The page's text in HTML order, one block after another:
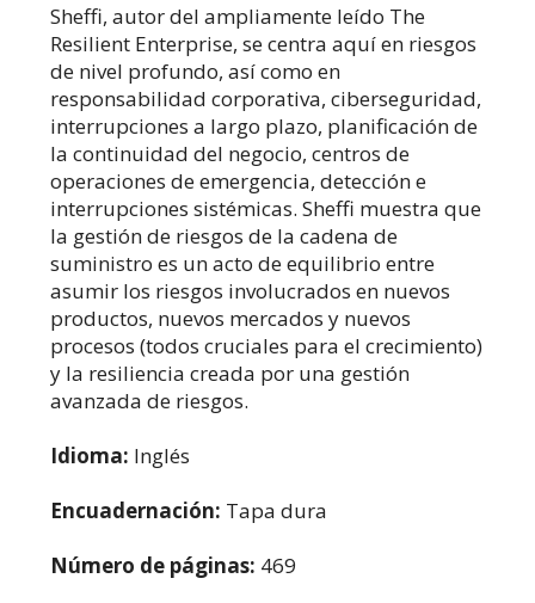
Sheffi, autor del ampliamente leído The
Resilient Enterprise, se centra aquí en riesgos
de nivel profundo, así como en
responsabilidad corporativa, ciberseguridad,
interrupciones a largo plazo, planificación de
la continuidad del negocio, centros de
operaciones de emergencia, detección e
interrupciones sistémicas. Sheffi muestra que
la gestión de riesgos de la cadena de
suministro es un acto de equilibrio entre
asumir los riesgos involucrados en nuevos
productos, nuevos mercados y nuevos
procesos (todos cruciales para el crecimiento)
y la resiliencia creada por una gestión
avanzada de riesgos.
Idioma: Inglés
Encuadernación: Tapa dura
Número de páginas: 469